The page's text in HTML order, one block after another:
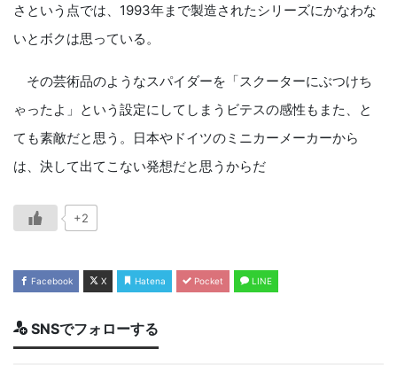
さという点では、1993年まで製造されたシリーズにかなわな
いとボクは思っている。
その芸術品のようなスパイダーを「スクーターにぶつけち
ゃったよ」という設定にしてしまうビテスの感性もまた、と
ても素敵だと思う。日本やドイツのミニカーメーカーから
は、決して出てこない発想だと思うからだ
+2
Facebook X Hatena Pocket LINE
SNSでフォローする